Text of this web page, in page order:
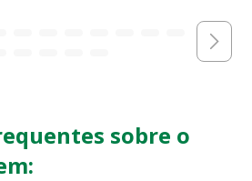
sobre o